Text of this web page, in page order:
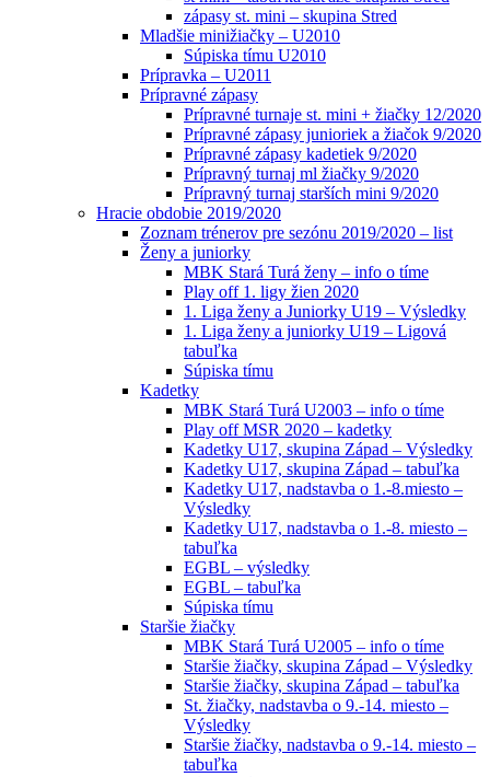
zápasy st. mini – skupina Stred
Mladšie minižiačky – U2010
Súpiska tímu U2010
Prípravka – U2011
Prípravné zápasy
Prípravné turnaje st. mini + žiačky 12/2020
Prípravné zápasy junioriek a žiačok 9/2020
Prípravné zápasy kadetiek 9/2020
Prípravný turnaj ml žiačky 9/2020
Prípravný turnaj starších mini 9/2020
Hracie obdobie 2019/2020
Zoznam trénerov pre sezónu 2019/2020 – list
Ženy a juniorky
MBK Stará Turá ženy – info o tíme
Play off 1. ligy žien 2020
1. Liga ženy a Juniorky U19 – Výsledky
1. Liga ženy a juniorky U19 – Ligová
tabuľka
Súpiska tímu
Kadetky
MBK Stará Turá U2003 – info o tíme
Play off MSR 2020 – kadetky
Kadetky U17, skupina Západ – Výsledky
Kadetky U17, skupina Západ – tabuľka
Kadetky U17, nadstavba o 1.-8.miesto –
Výsledky
Kadetky U17, nadstavba o 1.-8. miesto –
tabuľka
EGBL – výsledky
EGBL – tabuľka
Súpiska tímu
Staršie žiačky
MBK Stará Turá U2005 – info o tíme
Staršie žiačky, skupina Západ – Výsledky
Staršie žiačky, skupina Západ – tabuľka
St. žiačky, nadstavba o 9.-14. miesto –
Výsledky
Staršie žiačky, nadstavba o 9.-14. miesto –
tabuľka